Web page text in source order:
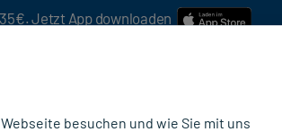
Jetzt App downloaden
besuchen und wie Sie mit uns